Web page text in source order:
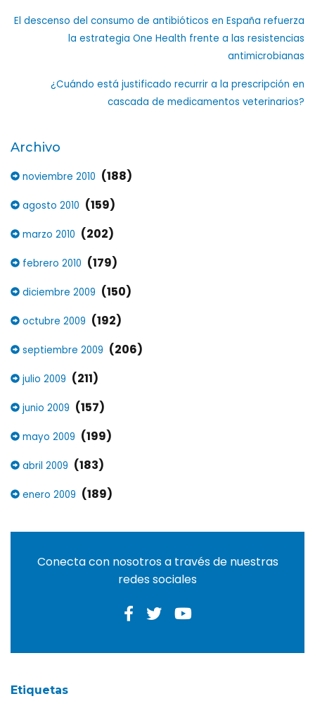
El descenso del consumo de antibióticos en España refuerza
la estrategia One Health frente a las resistencias
antimicrobianas
¿Cuándo está justificado recurrir a la prescripción en
cascada de medicamentos veterinarios?
Archivo
noviembre 2010 (188)
agosto 2010 (159)
marzo 2010 (202)
febrero 2010 (179)
diciembre 2009 (150)
octubre 2009 (192)
septiembre 2009 (206)
julio 2009 (211)
junio 2009 (157)
mayo 2009 (199)
abril 2009 (183)
enero 2009 (189)
Conecta con nosotros a través de nuestras
redes sociales
Etiquetas